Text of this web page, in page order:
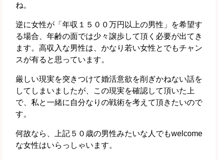
ね。
逆に女性が「年収１５００万円以上の男性」を希望す
る場合、年齢の面では少々譲歩して頂く必要が出てき
ます。高収入な男性は、かなり若い女性とでもチャン
スが有ると思っています。
厳しい現実を突きつけて婚活意欲を削ぎかねない話を
してしまいましたが、この現実を確認して頂いた上
で、私と一緒に自分なりの戦術を考えて頂きたいので
す。
何故なら、上記５０歳の男性みたいな人でもwelcome
な女性はいらっしゃいます。